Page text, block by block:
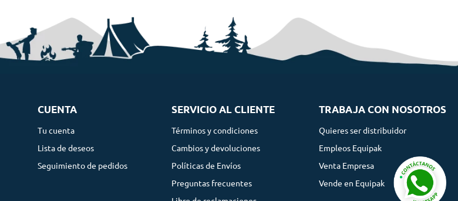
CUENTA
Tu cuenta
Lista de deseos
Seguimiento de pedidos
SERVICIO AL CLIENTE
Términos y condiciones
Cambios y devoluciones
Políticas de Envíos
Preguntas frecuentes
TRABAJA CON NOSOTROS
Quieres ser distribuidor
Empleos Equipak
Venta Empresa
Vende en Equipak